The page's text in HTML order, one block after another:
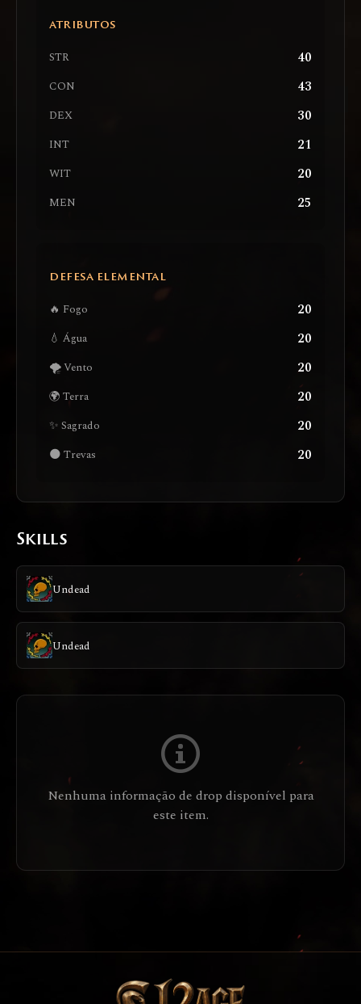
ATRIBUTOS
STR 40
CON 43
DEX 30
INT 21
WIT 20
MEN 25
DEFESA ELEMENTAL
🔥 Fogo 20
💧 Água 20
🌪️ Vento 20
🌍 Terra 20
✨ Sagrado 20
🌑 Trevas 20
Skills
Undead
Undead
Nenhuma informação de drop disponível para
este item.